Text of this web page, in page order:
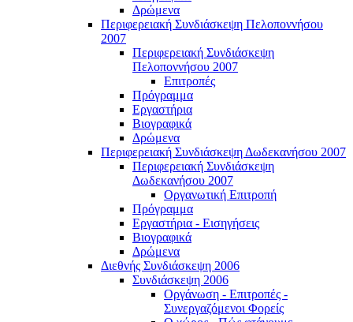
Δρώμενα
Περιφερειακή Συνδιάσκεψη Πελοποννήσου
2007
Περιφερειακή Συνδιάσκεψη
Πελοποννήσου 2007
Επιτροπές
Πρόγραμμα
Εργαστήρια
Βιογραφικά
Δρώμενα
Περιφερειακή Συνδιάσκεψη Δωδεκανήσου 2007
Περιφερειακή Συνδιάσκεψη
Δωδεκανήσου 2007
Οργανωτική Επιτροπή
Πρόγραμμα
Εργαστήρια - Εισηγήσεις
Βιογραφικά
Δρώμενα
Διεθνής Συνδιάσκεψη 2006
Συνδιάσκεψη 2006
Οργάνωση - Επιτροπές -
Συνεργαζόμενοι Φορείς